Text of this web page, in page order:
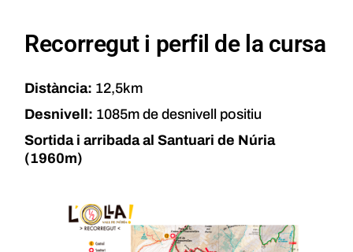
Recorregut i perfil de la cursa
Distància: 12,5km
Desnivell: 1085m de desnivell positiu
Sortida i arribada al Santuari de Núria
(1960m)